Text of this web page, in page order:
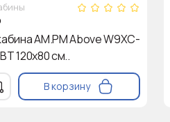
AM.PM Above W9XC-
120x80 см..
В корзину